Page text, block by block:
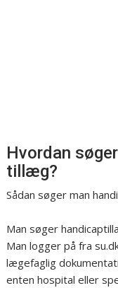
Hvordan
tillæg?
Sådan søger man
Man søger
Man logger på fra
lægefaglig
enten hospital eller